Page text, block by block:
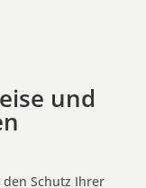
und
Schutz Ihrer